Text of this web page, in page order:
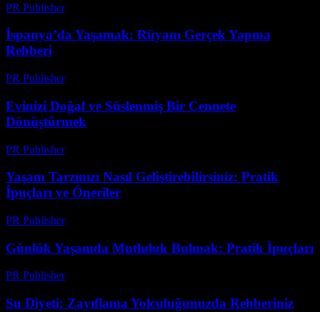
PR Publisher-
İspanya’da Yaşamak: Rüyanı Gerçek Yapma
Rehberi
PR Publisher-
Evinizi Doğal ve Süslenmiş Bir Cennete
Dönüştürmek
PR Publisher-
Yaşam Tarzınızı Nasıl Geliştirebilirsiniz: Pratik
İpuçları ve Öneriler
PR Publisher-
Günlük Yaşamda Mutluluk Bulmak: Pratik İpuçları
PR Publisher-
Su Diyeti: Zayıflama Yolculuğunuzda Rehberiniz